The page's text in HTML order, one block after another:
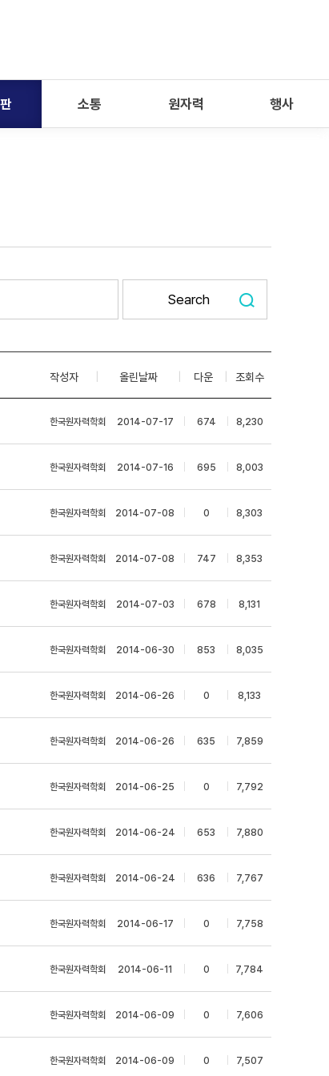
소통 원자력 행사
작성자 올린날짜 다운 조회수
한국원자력학회| 2014-07-17 674 8,230
한국원자력학회| 2014-07-16 695 8,003
한국원자력학회| 2014-07-08 0 8,303
한국원자력학회| 2014-07-08 747 8,353
한국원자력학회| 2014-07-03 678 8,131
한국원자력학회| 2014-06-30 853 8,035
한국원자력학회| 2014-06-26 0 8,133
한국원자력학회| 2014-06-26 635 7,859
한국원자력학회| 2014-06-25 0 7,792
한국원자력학회| 2014-06-24 653 7,880
한국원자력학회| 2014-06-24 636 7,767
한국원자력학회| 2014-06-17 0 7,758
한국원자력학회| 2014-06-11 0 7,784
한국원자력학회| 2014-06-09 0 7,606
한국원자력학회| 2014-06-09 0 7,507